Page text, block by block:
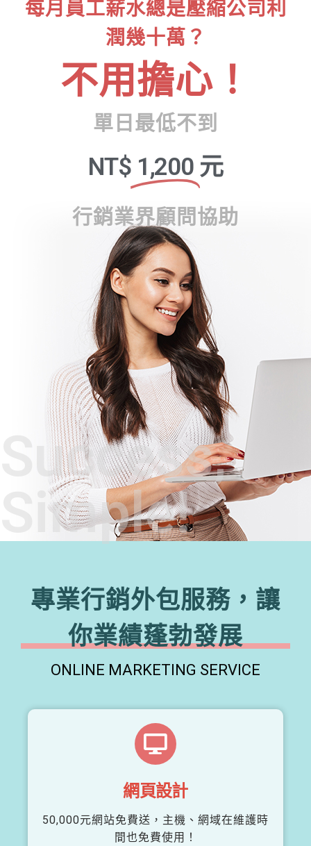
Success,
Simple!
每月員工薪水總是壓縮公司利
潤幾十萬？
不用擔心！
單日最低不到
NT$ 1,200 元
行銷業界顧問協助
專業行銷外包服務，讓
你業績蓬勃發展
ONLINE MARKETING SERVICE
網頁設計
50,000元網站免費送，主機、網域在維護時
間也免費使用！